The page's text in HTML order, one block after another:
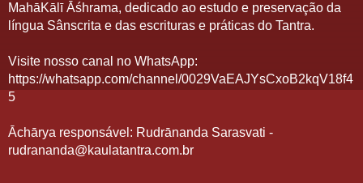
MahāKālī Āśhrama, dedicado ao estudo e preservação da
língua Sânscrita e das escrituras e práticas do Tantra.
Visite nosso canal no WhatsApp:
https://whatsapp.com/channel/0029VaEAJYsCxoB2kqV18f4
5
Āchārya responsável: Rudrānanda Sarasvati -
rudrananda@kaulatantra.com.br